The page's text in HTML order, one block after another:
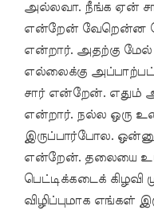
அல்லவா. நீங்க ஏன்
என்றேன் வேறென்ன
என்றார். அதற்கு
எல்லைக்கு
சார் என்றேன். எதும்
என்றார். நல்ல ஒரு
இருப்பார்போல.
என்றேன். தலையை
பெட்டிக்கடைக் கிழவி
விழிப்புமாக எங்கள்